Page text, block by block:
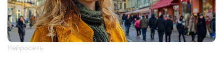
Нейросеть